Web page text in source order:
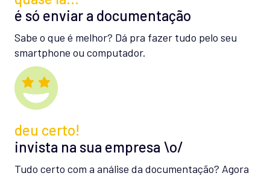
é só enviar a documentação
Sabe o que é melhor? Dá pra fazer tudo pelo seu
smartphone ou computador.
deu certo!
invista na sua empresa \o/
Tudo certo com a análise da documentação? Agora